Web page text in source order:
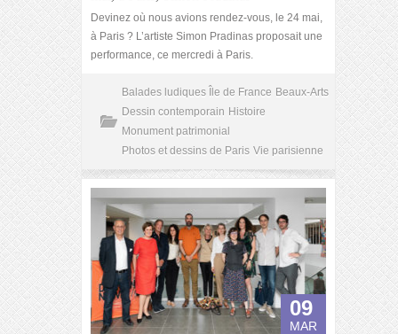
Devinez où nous avions rendez-vous, le 24 mai,
à Paris ? L’artiste Simon Pradinas proposait une
performance, ce mercredi à Paris.
Balades ludiques Île de France Beaux-Arts
Dessin contemporain Histoire
Monument patrimonial
Photos et dessins de Paris Vie parisienne
09
MAR